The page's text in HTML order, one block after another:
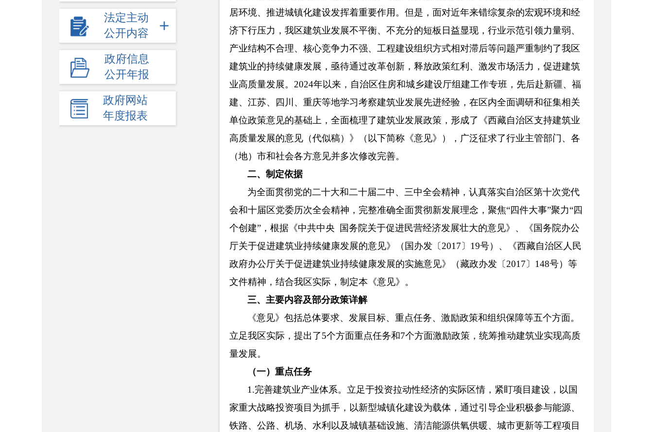
法定主动
公开内容
政府信息
公开年报
政府网站
年度报表
居环境、推进城镇化建设发挥着重要作用。但是，面对近年来错综复杂的宏观环境和经
济下行压力，我区建筑业发展不平衡、不充分的短板日益显现，行业示范引领力量弱、
产业结构不合理、核心竞争力不强、工程建设组织方式相对滞后等问题严重制约了我区
建筑业的持续健康发展，亟待通过改革创新，释放政策红利、激发市场活力，促进建筑
业高质量发展。2024年以来，自治区住房和城乡建设厅组建工作专班，先后赴新疆、福
建、江苏、四川、重庆等地学习考察建筑业发展先进经验，在区内全面调研和征集相关
单位政策意见的基础上，全面梳理了建筑业发展政策，形成了《西藏自治区支持建筑业
高质量发展的意见（代似稿）》（以下简称《意见》），广泛征求了行业主管部门、各
（地）市和社会各方意见并多次修改完善。
二、制定依据
为全面贯彻党的二十大和二十届二中、三中全会精神 ，认真落实自治区第十次党代
会和十届区党委历次全会精神，完整准确全面贯彻新发展理念，聚焦“四件大事”聚力“四
个创建”，根据《中共中央 国务院关于促进民营经济发展壮大的意见》、《国务院办公
厅关于促进建筑业持续健康发展的意见》（国办发〔2017〕19号）、《西藏自治区人民
政府办公厅关于促进建筑业持续健康发展的实施意见》（藏政办发〔2017〕148号）等
文件精神，结合我区实际，制定本《意见》。
三、主要内容及部分政策详解
《意见》包括总体要求、发展目标、重点任务、激励政策和组织保障等五个方面。
立足我区实际，提出了5个方面重点任务和7个方面激励政策，统筹推动建筑业实现高质
量发展。
（一）重点任务
1.完善建筑业产业体系。立足于投资拉动性经济的实际区情，紧盯项目建设，以国
家重大战略投资项目为抓手，以新型城镇化建设为载体，通过引导企业积极参与能源、
铁路、公路、机场、水利以及城镇基础设施、清洁能源供氧供暖、城市更新等工程项目